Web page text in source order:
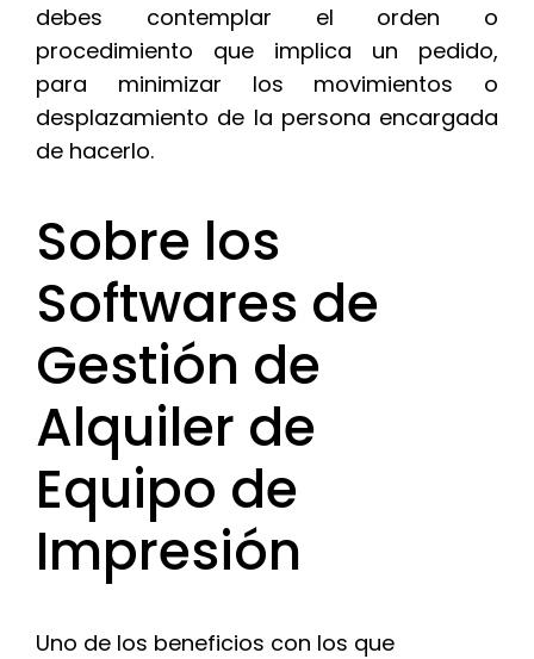
debes contemplar el orden o
procedimiento que implica un pedido,
para minimizar los movimientos o
desplazamiento de la persona encargada
de hacerlo.
Sobre los
Softwares de
Gestión de
Alquiler de
Equipo de
Impresión
Uno de los beneficios con los que